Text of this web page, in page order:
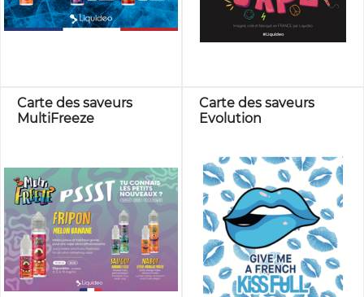
Carte des saveurs
MultiFreeze
Carte des saveurs
Evolution